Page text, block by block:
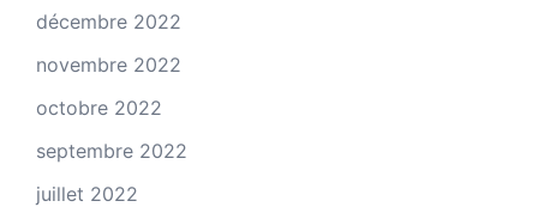
décembre 2022
novembre 2022
octobre 2022
septembre 2022
juillet 2022